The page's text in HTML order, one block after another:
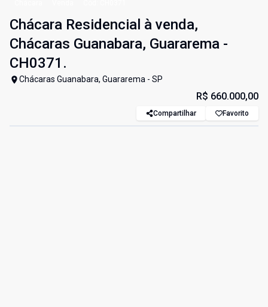
Chácara Residencial à venda,
Chácaras Guanabara, Guararema -
CH0371.
Chácaras Guanabara, Guararema - SP
R$ 660.000,00
Compartilhar Favorito